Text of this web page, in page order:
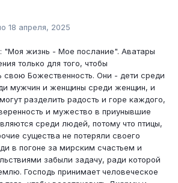
18 апреля, 2025
"Моя жизнь - Мое послание". Аватары
только для того, чтобы
свою Божественность. Они - дети среди
мужчин и женщины среди женщин, и
разделить радость и горе каждого,
и мужество в приунывшие
среди людей, потому что птицы,
существа не потеряли своего
в погоне за мирским счастьем и
забыли задачу, ради которой
Господь принимает человеческое